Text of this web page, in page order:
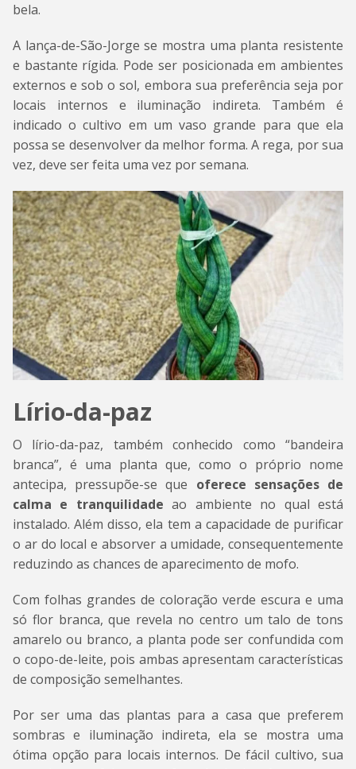
bela.
A lança-de-São-Jorge se mostra uma planta resistente
e bastante rígida. Pode ser posicionada em ambientes
externos e sob o sol, embora sua preferência seja por
locais internos e iluminação indireta. Também é
indicado o cultivo em um vaso grande para que ela
possa se desenvolver da melhor forma. A rega, por sua
vez, deve ser feita uma vez por semana.
Lírio-da-paz
O lírio-da-paz, também conhecido como “bandeira
branca”, é uma planta que, como o próprio nome
antecipa, pressupõe-se que oferece sensações de
calma e tranquilidade ao ambiente no qual está
instalado. Além disso, ela tem a capacidade de purificar
o ar do local e absorver a umidade, consequentemente
reduzindo as chances de aparecimento de mofo.
Com folhas grandes de coloração verde escura e uma
só flor branca, que revela no centro um talo de tons
amarelo ou branco, a planta pode ser confundida com
o copo-de-leite, pois ambas apresentam características
de composição semelhantes.
Por ser uma das plantas para a casa que preferem
sombras e iluminação indireta, ela se mostra uma
ótima opção para locais internos. De fácil cultivo, sua